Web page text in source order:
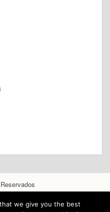
we give you the best